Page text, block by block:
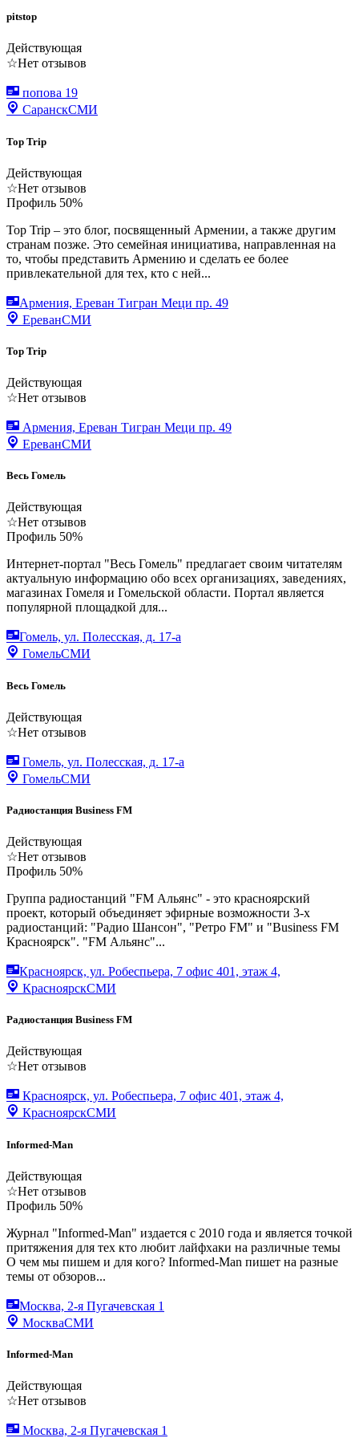
pitstop
Действующая
☆Нет отзывов
попова 19
СаранскСМИ
Top Trip
Действующая
☆Нет отзывов
Профиль 50%
Top Trip – это блог, посвященный Армении, а также другим
странам позже. Это семейная инициатива, направленная на
то, чтобы представить Армению и сделать ее более
привлекательной для тех, кто с ней...
Армения, Ереван Тигран Меци пр. 49
ЕреванСМИ
Top Trip
Действующая
☆Нет отзывов
Армения, Ереван Тигран Меци пр. 49
ЕреванСМИ
Весь Гомель
Действующая
☆Нет отзывов
Профиль 50%
Интернет-портал "Весь Гомель" предлагает своим читателям
актуальную информацию обо всех организациях, заведениях,
магазинах Гомеля и Гомельской области. Портал является
популярной площадкой для...
Гомель, ул. Полесская, д. 17-а
ГомельСМИ
Весь Гомель
Действующая
☆Нет отзывов
Гомель, ул. Полесская, д. 17-а
ГомельСМИ
Радиостанция Business FM
Действующая
☆Нет отзывов
Профиль 50%
Группа радиостанций "FM Альянс" - это красноярский
проект, который объединяет эфирные возможности 3-х
радиостанций: "Радио Шансон", "Ретро FM" и "Business FM
Красноярск". "FM Альянс"...
Красноярск, ул. Робеспьера, 7 офис 401, этаж 4,
КрасноярскСМИ
Радиостанция Business FM
Действующая
☆Нет отзывов
Красноярск, ул. Робеспьера, 7 офис 401, этаж 4,
КрасноярскСМИ
Informed-Man
Действующая
☆Нет отзывов
Профиль 50%
Журнал "Informed-Man" издается с 2010 года и является точкой
притяжения для тех кто любит лайфхаки на различные темы
О чем мы пишем и для кого? Informed-Man пишет на разные
темы от обзоров...
Москва, 2-я Пугачевская 1
МоскваСМИ
Informed-Man
Действующая
☆Нет отзывов
Москва, 2-я Пугачевская 1